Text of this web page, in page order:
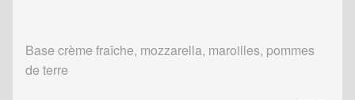
Base crème fraîche, mozzarella, maroilles, pommes
de terre